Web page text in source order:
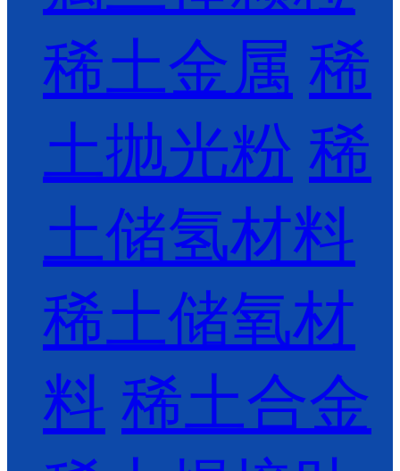
稀土金属 稀
土抛光粉 稀
土储氢材料
稀土储氧材
料 稀土合金